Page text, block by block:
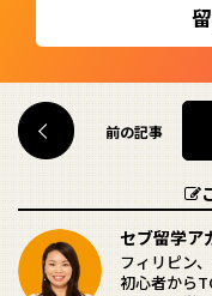
前の記事
セブ留学ア
フィリピン
初心者から